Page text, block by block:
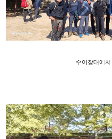
수어장대에서